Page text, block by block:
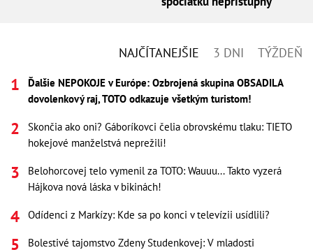
NAJČÍTANEJŠIE 3 DNI TÝŽDEŇ
Ďalšie NEPOKOJE v Európe: Ozbrojená skupina OBSADILA
dovolenkový raj, TOTO odkazuje všetkým turistom!
Skončia ako oni? Gáboríkovci čelia obrovskému tlaku: TIETO
hokejové manželstvá neprežili!
Belohorcovej telo vymenil za TOTO: Wauuu... Takto vyzerá
Hájkova nová láska v bikinách!
Odídenci z Markízy: Kde sa po konci v televízii usídlili?
Bolestivé tajomstvo Zdeny Studenkovej: V mladosti